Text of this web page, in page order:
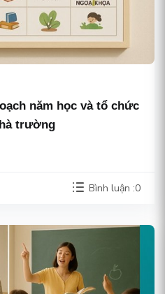
năm học và tổ chức
trường
Bình luận :0